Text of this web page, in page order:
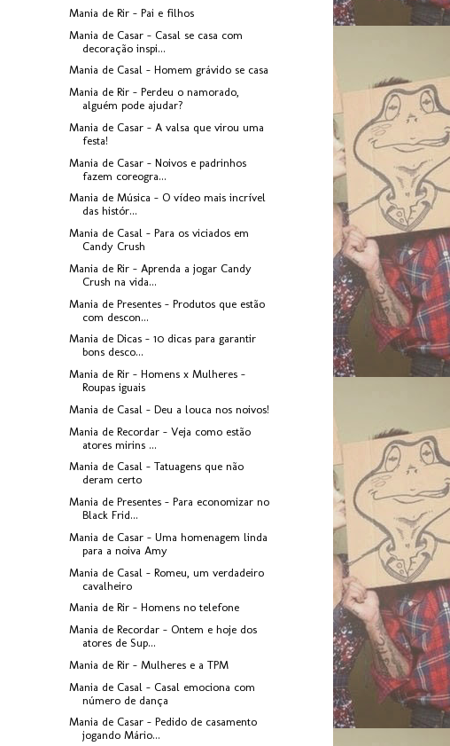
Mania de Rir - Pai e filhos
Mania de Casar - Casal se casa com
decoração inspi...
Mania de Casal - Homem grávido se casa
Mania de Rir - Perdeu o namorado,
alguém pode ajudar?
Mania de Casar - A valsa que virou uma
festa!
Mania de Casar - Noivos e padrinhos
fazem coreogra...
Mania de Música - O vídeo mais incrível
das histór...
Mania de Casal - Para os viciados em
Candy Crush
Mania de Rir - Aprenda a jogar Candy
Crush na vida...
Mania de Presentes - Produtos que estão
com descon...
Mania de Dicas - 10 dicas para garantir
bons desco...
Mania de Rir - Homens x Mulheres -
Roupas iguais
Mania de Casal - Deu a louca nos noivos!
Mania de Recordar - Veja como estão
atores mirins ...
Mania de Casal - Tatuagens que não
deram certo
Mania de Presentes - Para economizar no
Black Frid...
Mania de Casar - Uma homenagem linda
para a noiva Amy
Mania de Casal - Romeu, um verdadeiro
cavalheiro
Mania de Rir - Homens no telefone
Mania de Recordar - Ontem e hoje dos
atores de Sup...
Mania de Rir - Mulheres e a TPM
Mania de Casal - Casal emociona com
número de dança
Mania de Casar - Pedido de casamento
jogando Mário...